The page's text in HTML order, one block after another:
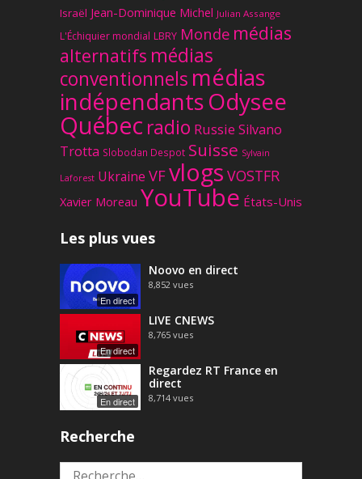
Israël Jean-Dominique Michel Julian Assange
L'Échiquier mondial LBRY Monde médias
alternatifs médias
conventionnels médias
indépendantsOdysee
Québec radio Russie Silvano
Trotta Slobodan Despot Suisse Sylvain
Laforest Ukraine VFvlogs VOSTFR
Xavier Moreau YouTube États-Unis
Les plus vues
En direct
Noovo en direct
8,852 vues
En direct
LIVE CNEWS
8,765 vues
En direct
Regardez RT France en
direct
8,714 vues
Recherche
Rechercher :